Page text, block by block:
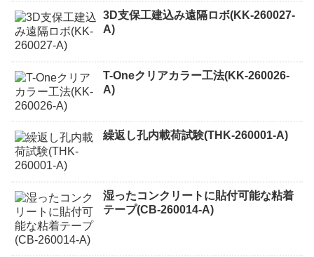
3D支保工建込み遠隔ロボ(KK-260027-
A)
T-Oneクリアカラー工法(KK-260026-
A)
繰返し孔内載荷試験(THK-260001-A)
湿ったコンクリートに貼付可能な粘着
テープ(CB-260014-A)